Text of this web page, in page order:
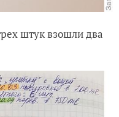
штук взошли два